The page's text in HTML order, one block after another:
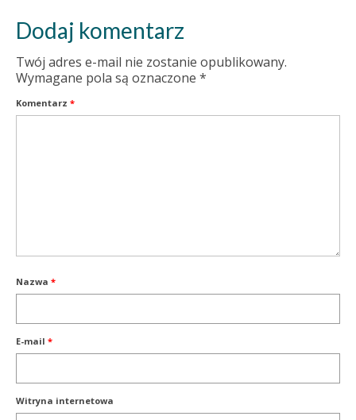
Dodaj komentarz
Twój adres e-mail nie zostanie opublikowany.
Wymagane pola są oznaczone *
Komentarz *
Nazwa *
E-mail *
Witryna internetowa